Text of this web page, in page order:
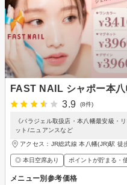
FAST NAIL シャポー本八
3.9
(8件)
《パラジェル取扱店・本八幡最安級・
ット/ニュアンスなど
アクセス：JR総武線 本八幡(JR)駅
◎ 本日空席あり ポイントが貯まる・
メニュー別参考価格